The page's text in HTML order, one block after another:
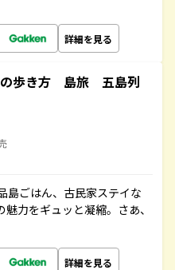
詳細を見る
歩き方 島旅 五島列
島ごはん、古民家ステイな
力をギュッと凝縮。さあ、
詳細を見る